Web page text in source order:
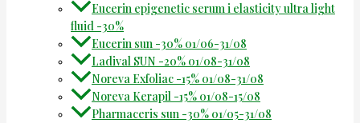
Eucerin epigenetic serum i elasticity ultra light
fluid -30%
Eucerin sun -30% 01/06-31/08
Ladival SUN -20% 01/08-31/08
Noreva Exfoliac -15% 01/08-31/08
Noreva Kerapil -15% 01/08-15/08
Pharmaceris sun -30% 01/05-31/08